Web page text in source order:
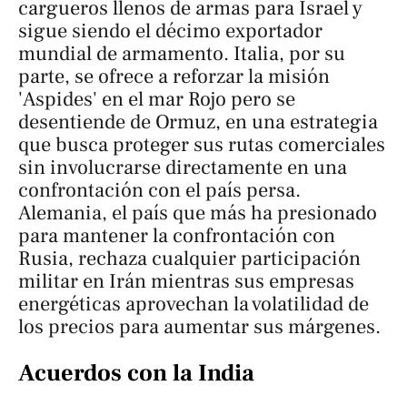
cargueros llenos de armas para Israel y
sigue siendo el décimo exportador
mundial de armamento. Italia, por su
parte, se ofrece a reforzar la misión
'Aspides' en el mar Rojo pero se
desentiende de Ormuz, en una estrategia
que busca proteger sus rutas comerciales
sin involucrarse directamente en una
confrontación con el país persa.
Alemania, el país que más ha presionado
para mantener la confrontación con
Rusia, rechaza cualquier participación
militar en Irán mientras sus empresas
energéticas aprovechan la volatilidad de
los precios para aumentar sus márgenes.
Acuerdos con la India